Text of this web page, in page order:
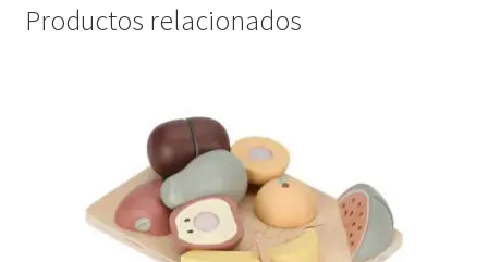
Productos relacionados